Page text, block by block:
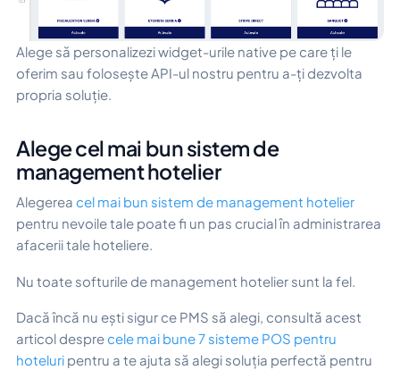
Alege să personalizezi widget-urile native pe care ți le
oferim sau folosește API-ul nostru pentru a-ți dezvolta
propria soluție.
Alege cel mai bun sistem de
management hotelier
Alegerea cel mai bun sistem de management hotelier
pentru nevoile tale poate fi un pas crucial în administrarea
afacerii tale hoteliere.
Nu toate softurile de management hotelier sunt la fel.
Dacă încă nu ești sigur ce PMS să alegi, consultă acest
articol desprecele mai bune 7 sisteme POS pentru
hoteluri pentru a te ajuta să alegi soluția perfectă pentru